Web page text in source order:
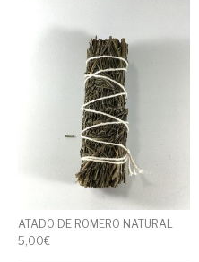
ATADO DE ROMERO NATURAL
5,00€